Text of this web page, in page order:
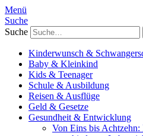
Menü
Suche
Suche
Kinderwunsch &
Baby & Kleinkind
Kids & Teenager
Schule & Ausbildung
Reisen & Ausflüge
Geld & Gesetze
Gesundheit & Entwicklung
Von Eins bis